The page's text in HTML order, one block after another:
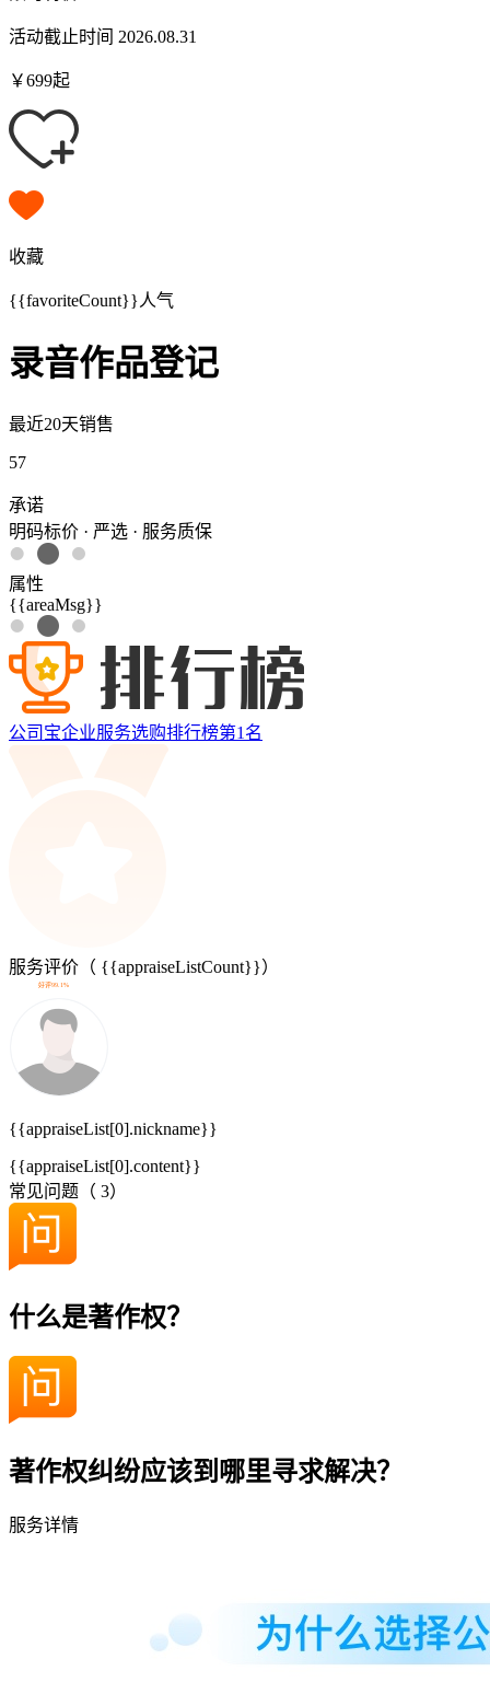
活动截止时间 2026.08.31
￥699起
收藏
{{favoriteCount}}人气
录音作品登记
最近20天销售
57
承诺
明码标价 · 严选 · 服务质保
属性
{{areaMsg}}
公司宝企业服务选购排行榜第1 名
服务评价（ {{appraiseListCount}}）
好评99.1%
{{appraiseList[0].nickname}}
{{appraiseList[0].content}}
常见问题（ 3）
什么是著作权？
著作权纠纷应该到哪里寻求解决？
服务详情